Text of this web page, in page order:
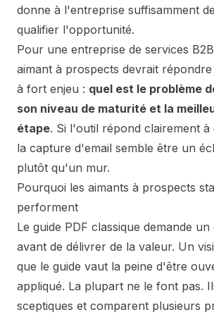
donne à l'entreprise suffisamment
qualifier l'opportunité.
Pour une entreprise de services
aimant à prospects devrait
à fort enjeu : quel est le problème
son niveau de maturité et la
étape. Si l'outil répond clairement à
la capture d'email semble être un
plutôt qu'un mur.
Pourquoi les aimants à prospects
performent
Le guide PDF classique demande
avant de délivrer de la valeur. Un
que le guide vaut la peine d'être
appliqué. La plupart ne le font pas.
sceptiques et comparent plusieurs